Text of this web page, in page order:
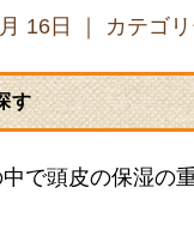
16日 ｜ カテゴ
す
で頭皮の保湿の